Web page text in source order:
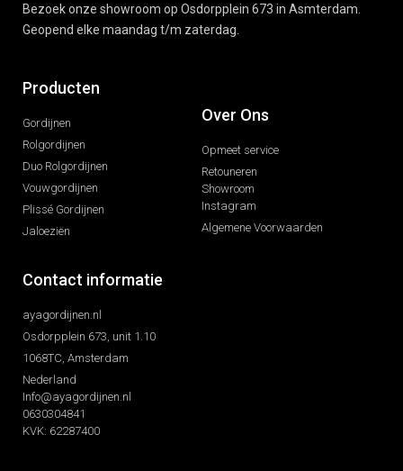
Bezoek onze showroom op Osdorpplein 673 in Asmterdam.
Geopend elke maandag t/m zaterdag.
Producten
Gordijnen
Rolgordijnen
Duo Rolgordijnen
Vouwgordijnen
Plissé Gordijnen
Jaloeziën
Over Ons
Opmeet service
Retouneren
Showroom
Instagram
Algemene Voorwaarden
Contact informatie
ayagordijnen.nl
Osdorpplein 673, unit 1.10
1068TC, Amsterdam
Nederland
Info@ayagordijnen.nl
0630304841
KVK: 62287400